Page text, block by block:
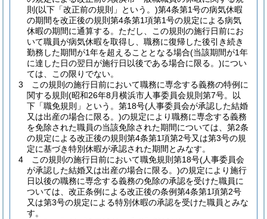
則 (以下「改正前の規則」という。)第4条第1号の病気休暇
の期間を改正後の規則第4条第1項第1号の規定による病気
休暇の期間に通算する。 ただし、この規則の施行日前にお
いて職員が病気休暇を取得し、職務に復帰した後引き続き
勤務した期間が1年を超えることとなる場合(当該期間が1年
に達した日の翌日が施行日以後である場合に限る。)につい
ては、この限りでない。
3
この規則の施行日前において職務に専念する義務の特例に
関する規則(昭和26年8月横浜市人事委員会規則第7号。以
下「職免規則」という。第18号(人事委員会が承認した結婚
又は出産の場合に限る。)の規定により職務に専念する義務
を免除された職員の当該免除された期間については、第2条
の規定による改正後の規則第4条第1項第2号又は第3号の規
定に基づき特別休暇が承認された期間とみなす。
4
この規則の施行日前において職免規則第18号(人事委員会
が承認した結婚又は出産の場合に限る。)の規定により施行
日以後の職務に専念する義務の免除の承認を受けた職員に
ついては、改正条例による改正後の条例第4条第1項第2号
又は第3号の規定による特別休暇の承認を受けた職員とみな
す。